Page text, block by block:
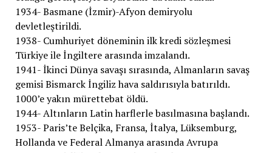
1934- Basmane (İzmir)-Afyon demiryolu
devletleştirildi.
1938- Cumhuriyet döneminin ilk kredi sözleşmesi
Türkiye ile İngiltere arasında imzalandı.
1941- İkinci Dünya savaşı sırasında, Almanların savaş
gemisi Bismarck İngiliz hava saldırısıyla batırıldı.
1000’e yakın mürettebat öldü.
1944- Altınların Latin harflerle basılmasına başlandı.
1953- Paris’te Belçika, Fransa, İtalya, Lüksemburg,
Hollanda ve Federal Almanya arasında Avrupa